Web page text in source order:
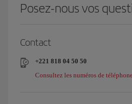
Posez-nous vos
Contact
+221 818 04 50 50
Consultez les numéros de